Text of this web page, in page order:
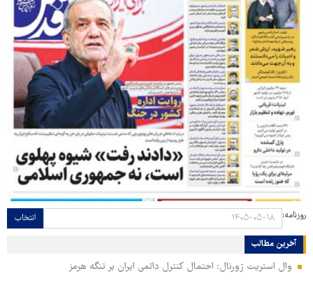
روزنامه: انتخاب
آخرین مطالب
وال استریت ژورنال: احتمال کنترل دائمی ایران بر تنگه هرمز